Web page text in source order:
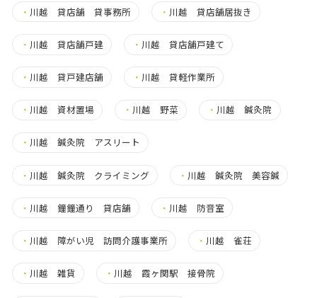
・ 川越 貸店舗 貸事務所 ・ 川越 貸店舗居抜き
・ 川越 貸店舗戸建 ・ 川越 貸店舗戸建て
・ 川越 貸戸建店舗 ・ 川越 貸軽作業所
・ 川越 資材置場 ・ 川越 野菜 ・ 川越 鍼灸院
・ 川越 鍼灸院 アスリート
・ 川越 鍼灸院 クライミング ・ 川越 鍼灸院 美容鍼
・ 川越 鐘鐘通り 貸店舗 ・ 川越 防音室
・ 川越 障がい児 訪問介護事業所 ・ 川越 雀荘
・ 川越 雑貨 ・ 川越 霞ヶ関駅 接骨院